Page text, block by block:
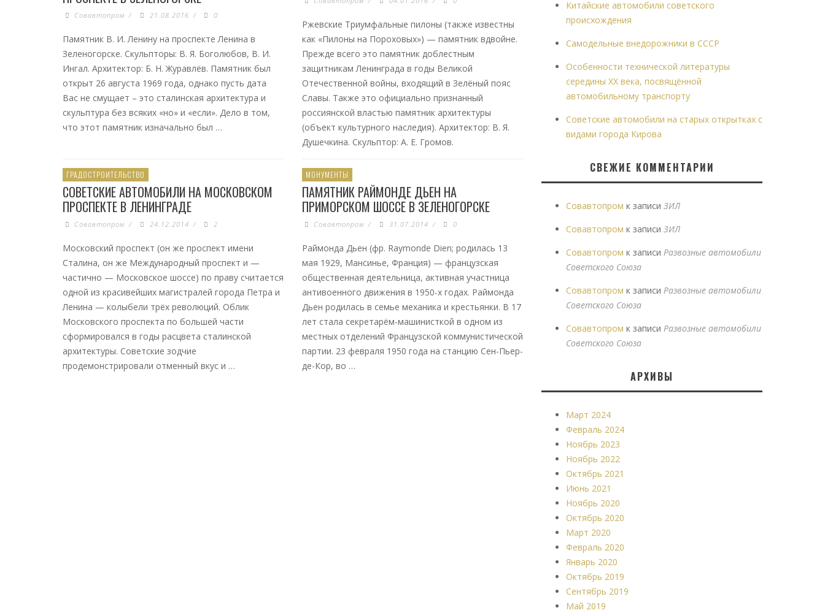
Совавтопром / 21.08.2016 / 0
Памятник В. И. Ленину на проспекте Ленина в
Зеленогорске. Скульпторы: В. Я. Боголюбов, В. И.
Ингал. Архитектор: Б. Н. Журавлёв. Памятник был
открыт 26 августа 1969 года, однако пусть дата
Вас не смущает – это сталинская архитектура и
скульптура без всяких «но» и «если». Дело в том,
что этот памятник изначально был …
Ржевские Триумфальные пилоны (также известны
как «Пилоны на Пороховых») — памятник вдвойне.
Прежде всего это памятник доблестным
защитникам Ленинграда в годы Великой
Отечественной войны, входящий в Зелёный пояс
Славы. Также это официально признанный
россиянской властью памятник архитектуры
(объект культурного наследия). Архитектор: В. Я.
Душечкина. Скульптор: А. Е. Громов.
ГРАДОСТРОИТЕЛЬСТВО
СОВЕТСКИЕ АВТОМОБИЛИ НА МОСКОВСКОМ
ПРОСПЕКТЕ В ЛЕНИНГРАДЕ
Совавтопром / 24.12.2014 / 2
Московский проспект (он же проспект имени
Сталина, он же Международный проспект и —
частично — Московское шоссе) по праву считается
одной из красивейших магистралей города Петра и
Ленина — колыбели трёх революций. Облик
Московского проспекта по большей части
сформировался в годы расцвета сталинской
архитектуры. Советские зодчие
продемонстрировали отменный вкус и …
МОНУМЕНТЫ
ПАМЯТНИК РАЙМОНДЕ ДЬЕН НА
ПРИМОРСКОМ ШОССЕ В ЗЕЛЕНОГОРСКЕ
Совавтопром / 31.07.2014 / 0
Раймонда Дьен (фр. Raymonde Dien; родилась 13
мая 1929, Мансинье, Франция) — французская
общественная деятельница, активная участница
антивоенного движения в 1950-х годах. Раймонда
Дьен родилась в семье механика и крестьянки. В 17
лет стала секретарём-машинисткой в одном из
местных отделений Французской коммунистической
партии. 23 февраля 1950 года на станцию Сен-Пьер-
де-Кор, во …
Китайские автомобили советского
происхождения
Самодельные внедорожники в СССР
Особенности технической литературы
середины XX века, посвящённой
автомобильному транспорту
Советские автомобили на старых открытках с
видами города Кирова
СВЕЖИЕ КОММЕНТАРИИ
Совавтопром к записи ЗИЛ
Совавтопром к записи ЗИЛ
Совавтопром к записи Развозные автомобили
Советского Союза
Совавтопром к записи Развозные автомобили
Советского Союза
Совавтопром к записи Развозные автомобили
Советского Союза
АРХИВЫ
Март 2024
Февраль 2024
Ноябрь 2023
Ноябрь 2022
Октябрь 2021
Июнь 2021
Ноябрь 2020
Октябрь 2020
Март 2020
Февраль 2020
Январь 2020
Октябрь 2019
Сентябрь 2019
Май 2019